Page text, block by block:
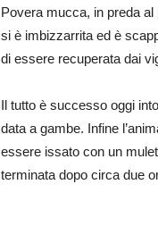
Povera mucca, in preda
si è imbizzarrita ed è
di essere recuperata dai
Il tutto è successo oggi
data a gambe. Infine
essere issato con un
terminata dopo circa due